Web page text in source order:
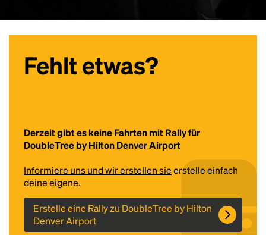
Fehlt etwas?
Derzeit gibt es keine Fahrten mit Rally für
DoubleTree by Hilton Denver Airport
Informiere uns und wir erstellen sieerstelle einfach
deine eigene.
Erstelle eine Rally zu DoubleTree by Hilton
Denver Airport
Headline